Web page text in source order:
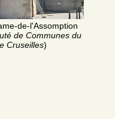
de-l'Assomption
de Communes du
Cruseilles)